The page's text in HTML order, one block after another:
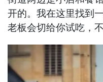
开的。我在这里找到
老板会切给你试吃，